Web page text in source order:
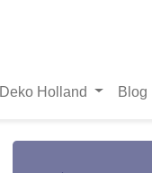
Deko Holland Blog